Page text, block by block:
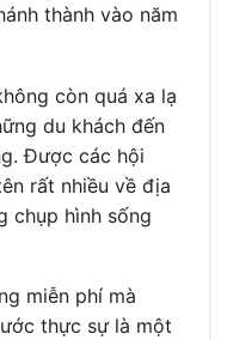
thành vào năm
còn quá xa lạ
du khách đến
Được các hội
rất nhiều về địa
chụp hình sống
miễn phí mà
thực sự là một